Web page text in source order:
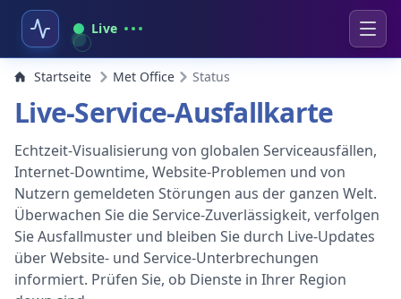
Live
Startseite Met Office Status
Live-Service-Ausfallkarte
Echtzeit-Visualisierung von globalen Serviceausfällen,
Internet-Downtime, Website-Problemen und von
Nutzern gemeldeten Störungen aus der ganzen Welt.
Überwachen Sie die Service-Zuverlässigkeit, verfolgen
Sie Ausfallmuster und bleiben Sie durch Live-Updates
über Website- und Service-Unterbrechungen
informiert. Prüfen Sie, ob Dienste in Ihrer Region